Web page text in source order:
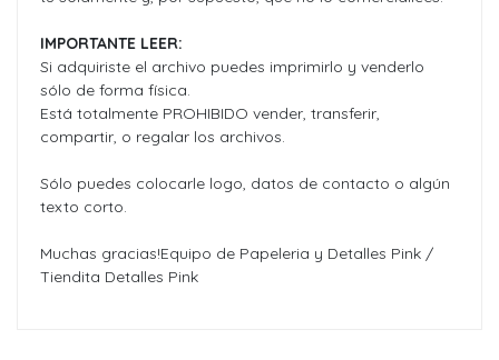
IMPORTANTE LEER:
Si adquiriste el archivo puedes imprimirlo y venderlo
sólo de forma física.
Está totalmente PROHIBIDO vender, transferir,
compartir, o regalar los archivos.
Sólo puedes colocarle logo, datos de contacto o algún
texto corto.
Muchas gracias!Equipo de Papeleria y Detalles Pink /
Tiendita Detalles Pink